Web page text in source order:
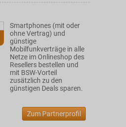
Smartphones (mit oder
ohne Vertrag) und
günstige
Mobilfunkverträge in alle
Netze im Onlineshop des
Resellers bestellen und
mit BSW-Vorteil
zusätzlich zu den
günstigen Deals sparen.
Zum Partnerprofil